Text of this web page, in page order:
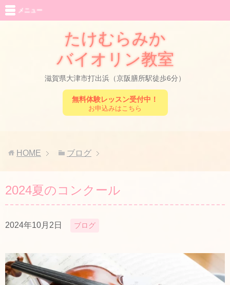
たけむらみか
バイオリン教室
滋賀県大津市打出浜（京阪膳所駅徒歩6分）
無料体験レッスン受付中！
お申込みはこちら
メニュー
HOME ブログ
2024夏のコンクール
2024年10月2日 ブログ